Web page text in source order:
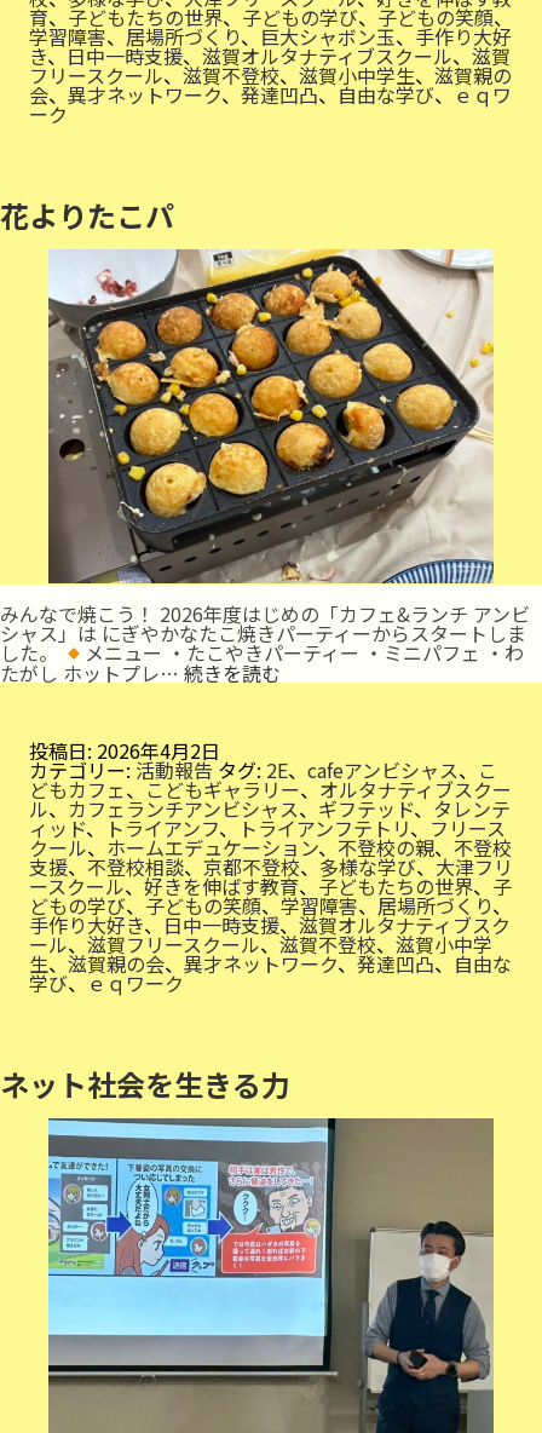
育、 子どもたちの世界、 子どもの学び、 子どもの笑顔、
学習障害、 居場所づくり、 巨大シャボン玉、 手作り大好
き、日中一時支援、 滋賀オルタナティブスクール、 滋賀
フリースクール、 滋賀不登校、 滋賀小中学生、 滋賀親の
会、 異才ネットワーク、 発達凹凸、自由な学び、 ｅｑワ
ーク
花よりたこパ
みんなで焼こう！ 2026年度はじめの「カフェ&ランチ アンビ
シャス」は にぎやかなたこ焼きパーティーからスタートしま
した。 メニュー ・たこやきパーティー ・ミニパフェ ・わ
たがし ホットプレ… 続きを読む
よ
パ
投稿日: 2026年4月2日
カテゴリー: 活動報告 タグ: 2E、 cafeアンビシャス、 こ
どもカフェ、こどもギャラリー、 オルタナティブスクー
ル、 カフェランチアンビシャス、 ギフテッド、 タレンテ
ィッド、 トライアンフ、 トライアンフテトリ、 フリース
クール、 ホームエデュケーション、 不登校の親、 不登校
支援、 不登校相談、 京都不登校、 多様な学び、大津フリ
ースクール、好きを伸ばす教育、 子どもたちの世界、 子
どもの学び、子どもの笑顔、学習障害、 居場所づくり、
手作り大好き、 日中一時支援、 滋賀オルタナティブスク
ール、 滋賀フリースクール、滋賀不登校、 滋賀小中学
生、 滋賀親の会、 異才ネットワーク、発達凹凸、 自由な
学び、ｅｑワーク
ネット社会を生きる力